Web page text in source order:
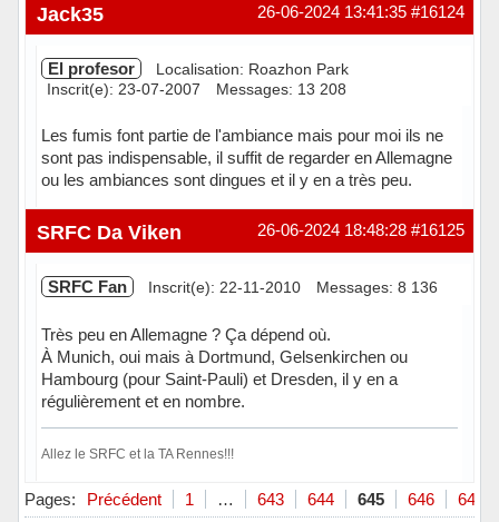
#16124
26-06-2024 13:41:35
Jack35
El profesor
Localisation: Roazhon Park
Inscrit(e): 23-07-2007
Messages: 13 208
Les fumis font partie de l'ambiance mais pour moi ils ne
sont pas indispensable, il suffit de regarder en Allemagne
ou les ambiances sont dingues et il y en a très peu.
Hors ligne #16125
26-06-2024 18:48:28
SRFC Da Viken
SRFC Fan Inscrit(e): 22-11-2010 Messages: 8 136
Très peu en Allemagne ? Ça dépend où.
À Munich, oui mais à Dortmund, Gelsenkirchen ou
Hambourg (pour Saint-Pauli) et Dresden, il y en a
régulièrement et en nombre.
Allez le SRFC et la TA Rennes!!!
Hors ligne
Pages: Précédent 1 … 643 644 645 646 647